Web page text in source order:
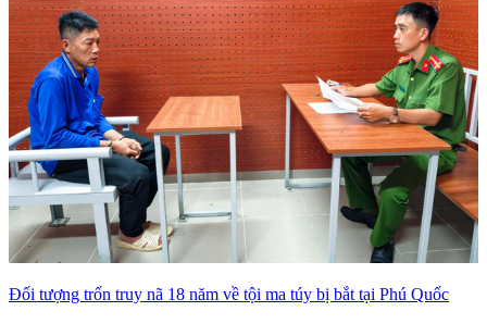
Đối tượng trốn truy nã 18 năm về tội ma túy bị bắt tại Phú Quốc